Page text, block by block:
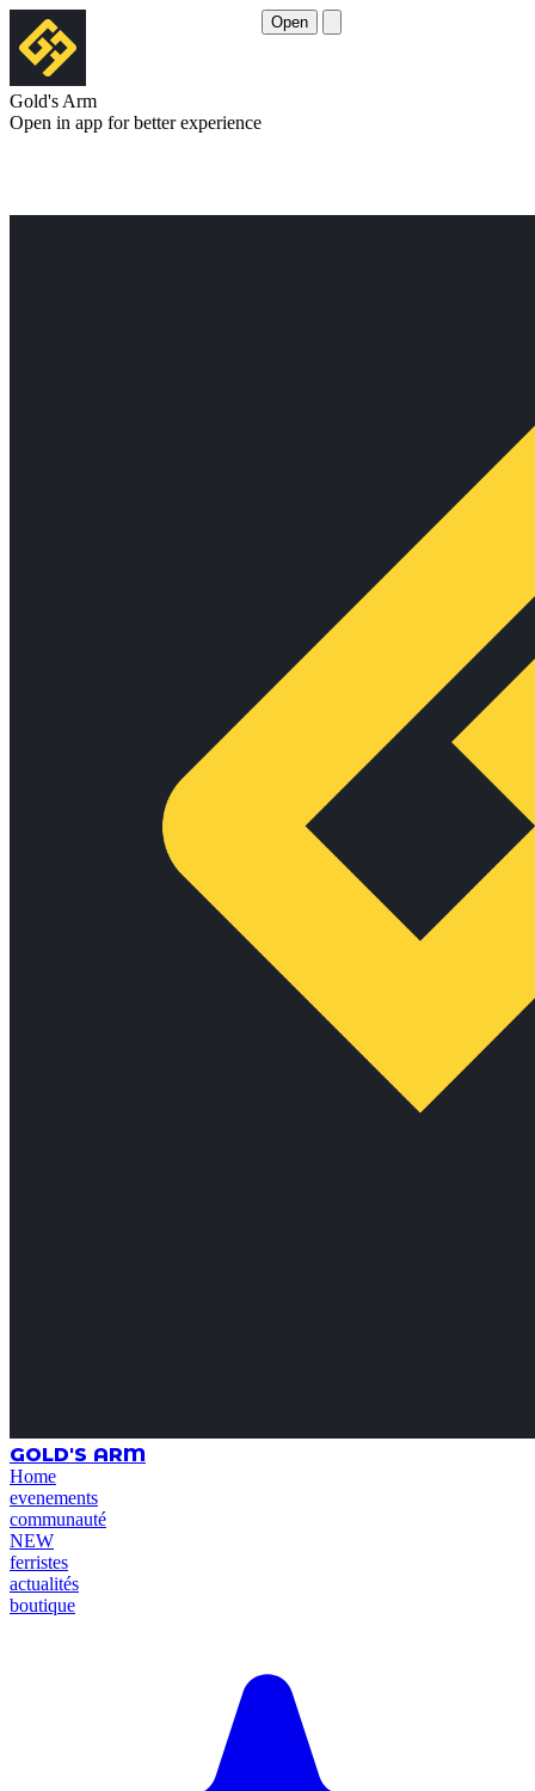
Gold's Arm
Open in app for better experience
Open
GOLD'S ARM
Home
evenements
communauté
NEW
ferristes
actualités
boutique